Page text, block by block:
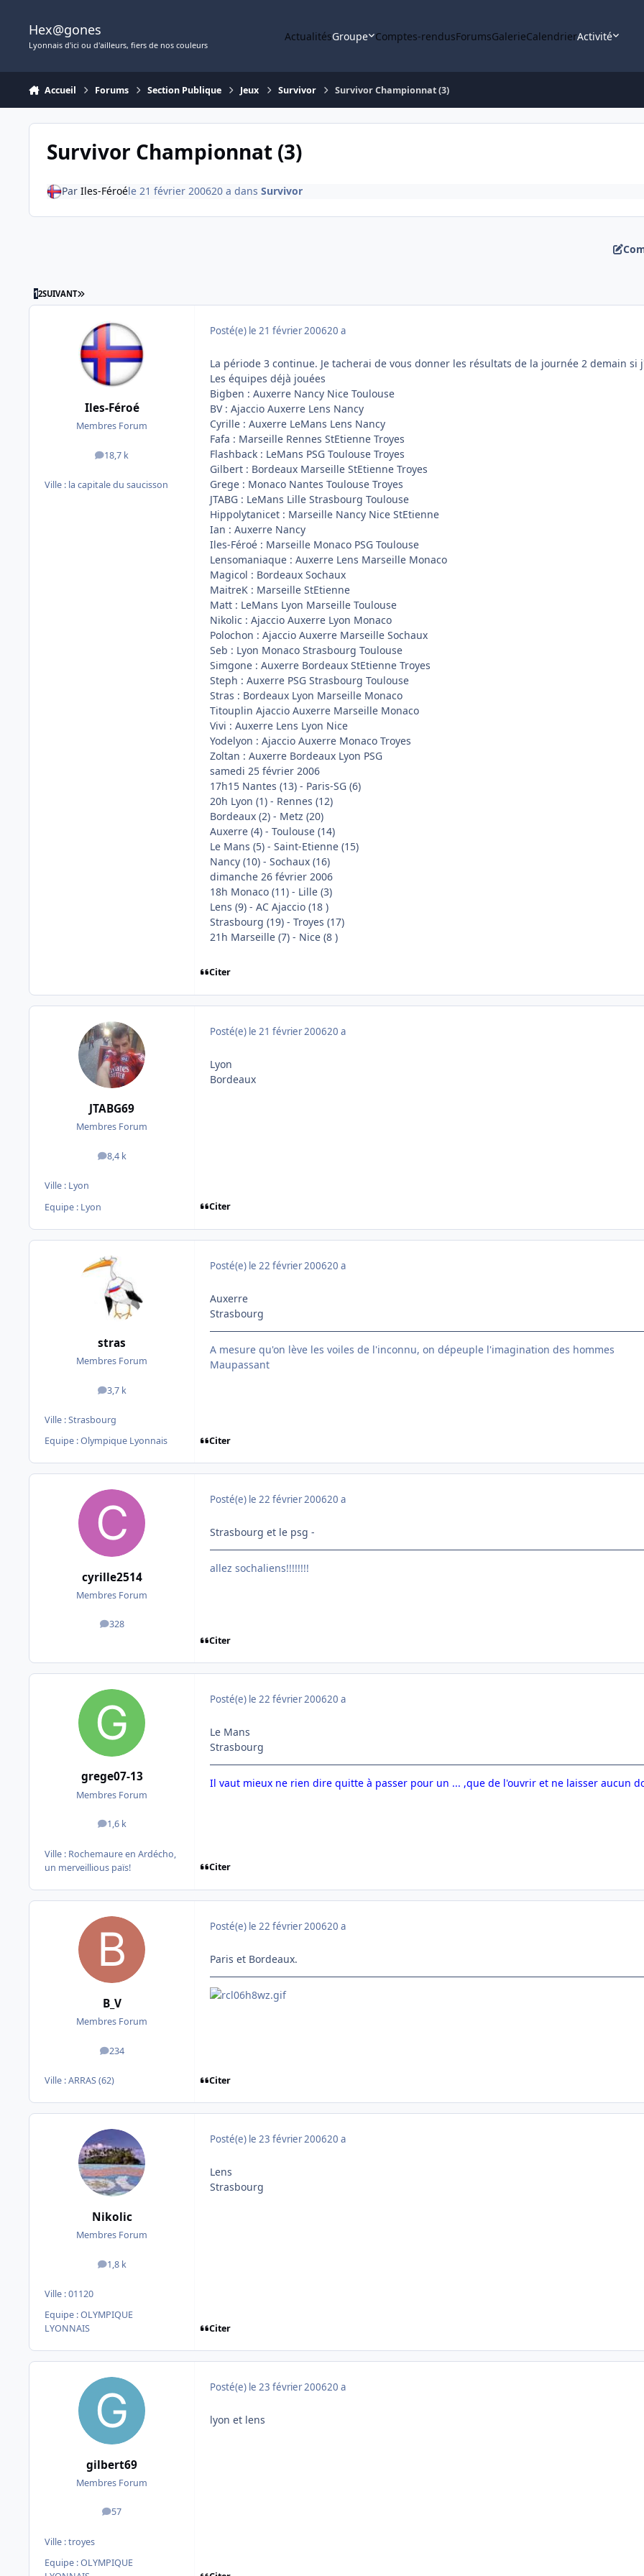
Hex@gones
Lyonnais d'ici ou d'ailleurs, fiers de nos couleurs
ActualitésGroupe Comptes-rendusForumsGalerieCalendrierActivité
Accueil Forums Section Publique Jeux Survivor Survivor Championnat (3)
Survivor Championnat (3)
Par Iles-Féroéle 21 février 200620 a dans Survivor
12SUIVANT DERNIÈRE PAGE
Iles-Féroé
Membres Forum
18,7 k
messages
Ville : la capitale du saucisson
Posté(e) le 21 février 200620 a
La période 3 continue. Je tacherai de vous donner les résultats de la journée 2 demain
Les équipes déjà jouées
Bigben : Auxerre Nancy Nice Toulouse
BV : Ajaccio Auxerre Lens Nancy
Cyrille : Auxerre LeMans Lens Nancy
Fafa : Marseille Rennes StEtienne Troyes
Flashback : LeMans PSG Toulouse Troyes
Gilbert : Bordeaux Marseille StEtienne Troyes
Grege : Monaco Nantes Toulouse Troyes
JTABG : LeMans Lille Strasbourg Toulouse
Hippolytanicet : Marseille Nancy Nice StEtienne
Ian : Auxerre Nancy
Iles-Féroé : Marseille Monaco PSG Toulouse
Lensomaniaque : Auxerre Lens Marseille Monaco
Magicol : Bordeaux Sochaux
MaitreK : Marseille StEtienne
Matt : LeMans Lyon Marseille Toulouse
Nikolic : Ajaccio Auxerre Lyon Monaco
Polochon : Ajaccio Auxerre Marseille Sochaux
Seb : Lyon Monaco Strasbourg Toulouse
Simgone : Auxerre Bordeaux StEtienne Troyes
Steph : Auxerre PSG Strasbourg Toulouse
Stras : Bordeaux Lyon Marseille Monaco
Titouplin Ajaccio Auxerre Marseille Monaco
Vivi : Auxerre Lens Lyon Nice
Yodelyon : Ajaccio Auxerre Monaco Troyes
Zoltan : Auxerre Bordeaux Lyon PSG
samedi 25 février 2006
17h15 Nantes (13) - Paris-SG (6)
20h Lyon (1) - Rennes (12)
Bordeaux (2) - Metz (20)
Auxerre (4) - Toulouse (14)
Le Mans (5) - Saint-Etienne (15)
Nancy (10) - Sochaux (16)
dimanche 26 février 2006
18h Monaco (11) - Lille (3)
Lens (9) - AC Ajaccio (18 )
Strasbourg (19) - Troyes (17)
21h Marseille (7) - Nice (8 )
Citer
JTABG69
Membres Forum
8,4 k
messages
Ville : Lyon
Equipe : Lyon
Posté(e) le 21 février 200620 a
Lyon
Bordeaux
Citer
stras
Membres Forum
3,7 k
messages
Ville :Strasbourg
Equipe : Olympique Lyonnais
Posté(e) le 22 février 200620 a
Auxerre
Strasbourg
A mesure qu'on lève les voiles de l'inconnu, on dépeuple l'imagination des hommes
Maupassant
Citer
cyrille2514
Membres Forum
328
messages
Posté(e) le 22 février 200620 a
Strasbourg et le psg -
allez sochaliens!!!!!!!!
Citer
grege07-13
Membres Forum
1,6 k
messages
Ville : Rochemaure en Ardécho,
un merveillious païs!
Posté(e) le 22 février 200620 a
Le Mans
Strasbourg
Il vaut mieux ne rien dire quitte à passer pour un ... ,que de l'ouvrir et ne laisser aucun
Citer
B_V
Membres Forum
234
messages
Ville :ARRAS (62)
Posté(e) le 22 février 200620 a
Paris et Bordeaux.
Citer
Nikolic
Membres Forum
1,8 k
messages
Ville :01120
Equipe : OLYMPIQUE
LYONNAIS
Posté(e) le 23 février 200620 a
Lens
Strasbourg
Citer
gilbert69
Membres Forum
57
messages
Ville :troyes
Equipe : OLYMPIQUE
Posté(e) le 23 février 200620 a
lyon et lens